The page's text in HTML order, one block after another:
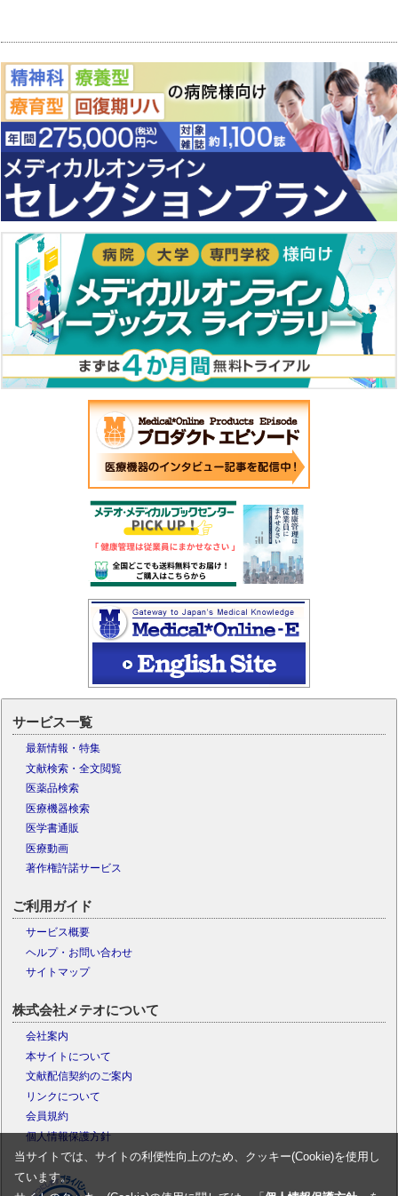
サービス一覧
最新情報・特集
文献検索・全文閲覧
医薬品検索
医療機器検索
医学書通販
医療動画
著作権許諾サービス
ご利用ガイド
サービス概要
ヘルプ・お問い合わせ
サイトマップ
株式会社メテオについて
会社案内
本サイトについて
文献配信契約のご案内
リンクについて
会員規約
個人情報保護方針
当サイトでは、サイトの利便性向上のため、クッキー(Cookie)を使用し
ています。